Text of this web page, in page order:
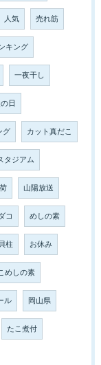
人気 売れ筋
キング
一夜干し
日
グ カット真だこ
タジアム
山陽放送
コ めしの素
貝柱 お休み
めしの素
ル 岡山県
たこ煮付